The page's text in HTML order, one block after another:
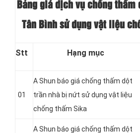
Bảng giá dịch vụ chống thấm
Tân Bình sử dụng vật liệu
Stt Hạng mục
01
A Shun báo giá chống thấm dột
trần nhà bị nứt sử dụng vật liệu
chống thấm Sika
A Shun báo giá chống thấm dột